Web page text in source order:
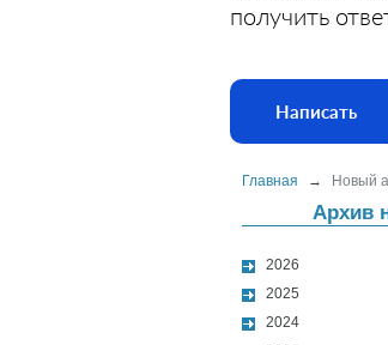
получить
Написать
Главная → Новый
Архив
2026
2025
2024